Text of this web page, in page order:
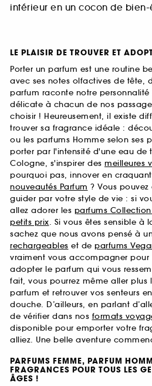
intérieur en un cocon de bien-
LE PLAISIR DE TROUVER ET
Porter un parfum est une routine
avec ses notes olfactives de
parfum raconte notre personnalité
délicate à chacun de nos
choisir ! Heureusement, il existe
trouver sa fragrance idéale :
ou les parfums Homme selon ses
porter par l'intensité d'une eau de
Cologne, s'inspirer des meilleures
pourquoi pas, innover en
nouveautés Parfum ? Vous
guider par votre style de vie : si
allez adorer les parfums Collection
petits prix. Si vous êtes sensible à
sachez que nous avons pensé à
rechargeables et de parfums
vraiment vous accompagner pour
adopter le parfum qui vous
fait, vous pourrez même aller plus
parfum et retrouver vos senteurs
douche. D’ailleurs, en parlant
de vérifier dans nos formats
disponible pour emporter votre
alliez. Une belle aventure
PARFUMS FEMME, PARFUM
FRAGRANCES POUR TOUS LES
ÂGES !